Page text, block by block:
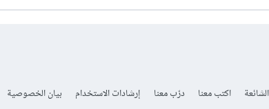
اكتب معنا درّب معنا إرشادات الاستخدام بيان الخصوصية